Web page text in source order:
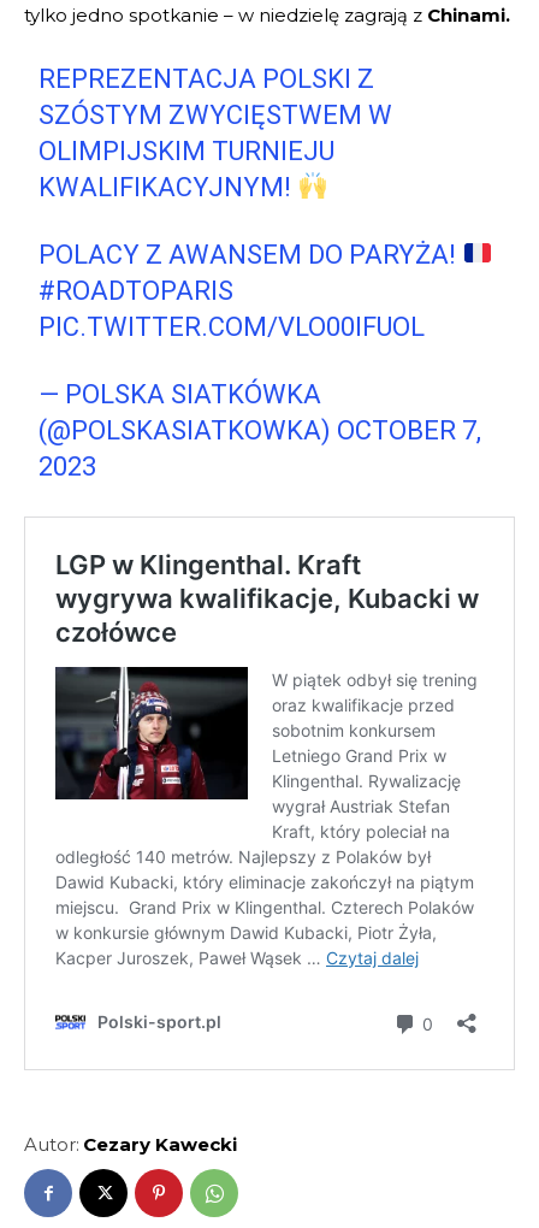
tylko jedno spotkanie – w niedzielę zagrają z Chinami.
REPREZENTACJA POLSKI Z
SZÓSTYM ZWYCIĘSTWEM W
OLIMPIJSKIM TURNIEJU
KWALIFIKACYJNYM!
POLACY Z AWANSEM DO PARYŻA!
#ROADTOPARIS
PIC.TWITTER.COM/VLO00IFUOL
— POLSKA SIATKÓWKA
(@POLSKASIATKOWKA) OCTOBER 7,
2023
Autor: Cezary Kawecki